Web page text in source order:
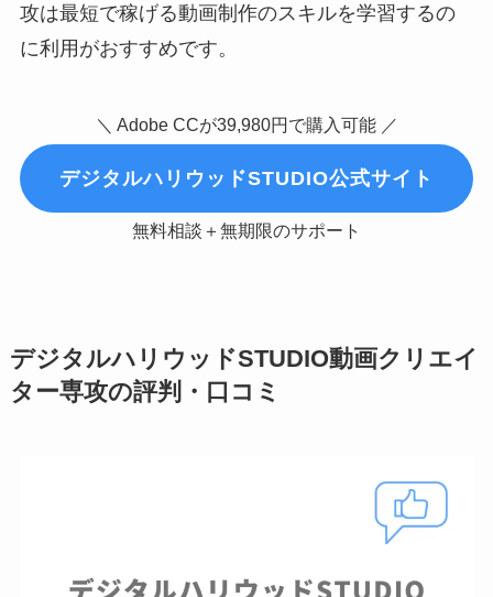
攻は最短で稼げる動画制作のスキルを学習するの
に利用がおすすめです。
＼ Adobe CCが39,980円で購入可能 ／
デジタルハリウッドSTUDIO公式サイト
無料相談＋無期限のサポート
デジタルハリウッドSTUDIO動画クリエイ
ター専攻の評判・口コミ